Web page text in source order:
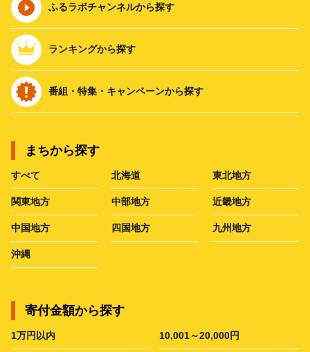
ふるラボチャンネルから探す
ランキングから探す
番組・特集・キャンペーンから探す
まちから探す
すべて 北海道 東北地方
関東地方 中部地方 近畿地方
中国地方 四国地方 九州地方
沖縄
寄付金額から探す
1万円以内 10,001～20,000円